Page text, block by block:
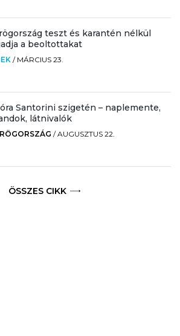
teszt és karantén nélkül
a beoltottakat
/ MÁRCIUS 23.
Santorini szigetén – naplemente,
látnivalók
/AUGUSZTUS 22.
ÖSSZES CIKK